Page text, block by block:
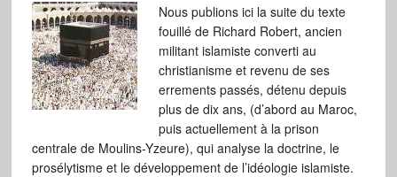
Nous publions ici la suite du texte
fouillé de Richard Robert, ancien
militant islamiste converti au
christianisme et revenu de ses
errements passés, détenu depuis
plus de dix ans, (d’abord au Maroc,
puis actuellement à la prison
centrale de Moulins-Yzeure), qui analyse la doctrine, le
prosélytisme et le développement de l’idéologie islamiste.